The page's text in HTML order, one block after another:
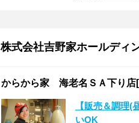
株式会社吉野家ホールディ
からから家 海老名ＳＡ下り店
【販売＆調理
いOK